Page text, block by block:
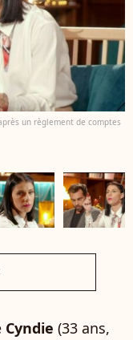
un règlement de comptes
Cyndie (33 ans,